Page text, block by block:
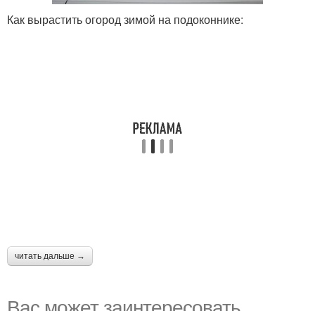
Как вырастить огород зимой на подоконнике:
читать дальше →